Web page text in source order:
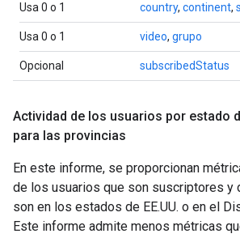
Usa 0 o 1 country, continent,
Usa 0 o 1 video, grupo
Opcional subscribedStatus
Actividad de los usuarios por estado
para las provincias
En este informe, se proporcionan
de los usuarios que son suscriptores y
son en los estados de EE.UU. o en el
Este informe admite menos métricas